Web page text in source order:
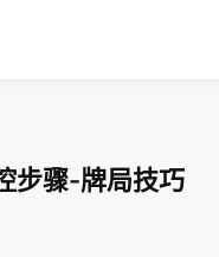
步骤-牌局技巧